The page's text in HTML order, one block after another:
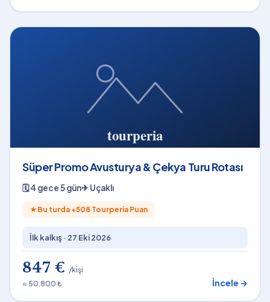
Süper Promo Avusturya & Çekya Turu Rotası
🗓4 gece 5 gün✈Uçaklı
★ Bu turda +508 Tourperia Puan
İlk kalkış · 27 Eki 2026
847 € /kişi
≈ 50.800 ₺
İncele →